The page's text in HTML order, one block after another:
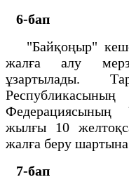
6-бап
"Байқоңыр"
жалға алу
ұзартылады.
Федерациясының
жылғы 10
жалға беру шартына
7-бап